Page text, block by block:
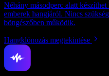
Néhány másodperc alatt
emberek hangjáról. Nincs
böngészőben működik.
Hangklónozás megtekintése